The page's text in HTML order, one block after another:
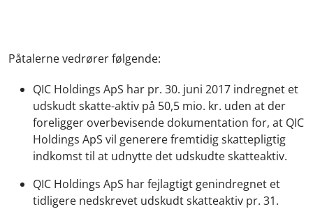
Påtalerne vedrører følgende:
QIC Holdings ApS har pr. 30. juni 2017 indregnet et
udskudt skatte-aktiv på 50,5 mio. kr. uden at der
foreligger overbevisende dokumentation for, at QIC
Holdings ApS vil generere fremtidig skattepligtig
indkomst til at udnytte det udskudte skatteaktiv.
QIC Holdings ApS har fejlagtigt genindregnet et
tidligere nedskrevet udskudt skatteaktiv pr. 31.